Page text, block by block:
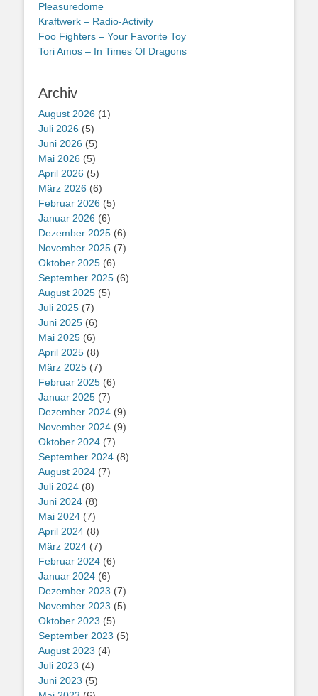
Pleasuredome
Kraftwerk – Radio-Activity
Foo Fighters – Your Favorite Toy
Tori Amos – In Times Of Dragons
Archiv
August 2026 (1)
Juli 2026 (5)
Juni 2026 (5)
Mai 2026 (5)
April 2026 (5)
März 2026 (6)
Februar 2026 (5)
Januar 2026 (6)
Dezember 2025 (6)
November 2025 (7)
Oktober 2025 (6)
September 2025 (6)
August 2025 (5)
Juli 2025 (7)
Juni 2025 (6)
Mai 2025 (6)
April 2025 (8)
März 2025 (7)
Februar 2025 (6)
Januar 2025 (7)
Dezember 2024 (9)
November 2024 (9)
Oktober 2024 (7)
September 2024 (8)
August 2024 (7)
Juli 2024 (8)
Juni 2024 (8)
Mai 2024 (7)
April 2024 (8)
März 2024 (7)
Februar 2024 (6)
Januar 2024 (6)
Dezember 2023 (7)
November 2023 (5)
Oktober 2023 (5)
September 2023 (5)
August 2023 (4)
Juli 2023 (4)
Juni 2023 (5)